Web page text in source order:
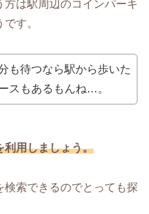
は駅周辺のコインパーキ
す。
も待つなら駅から歩いた
スもあるもんね…。
利用しましょう。
索できるのでとっても探